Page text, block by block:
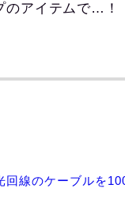
のアイテムで…！
回線のケーブルを